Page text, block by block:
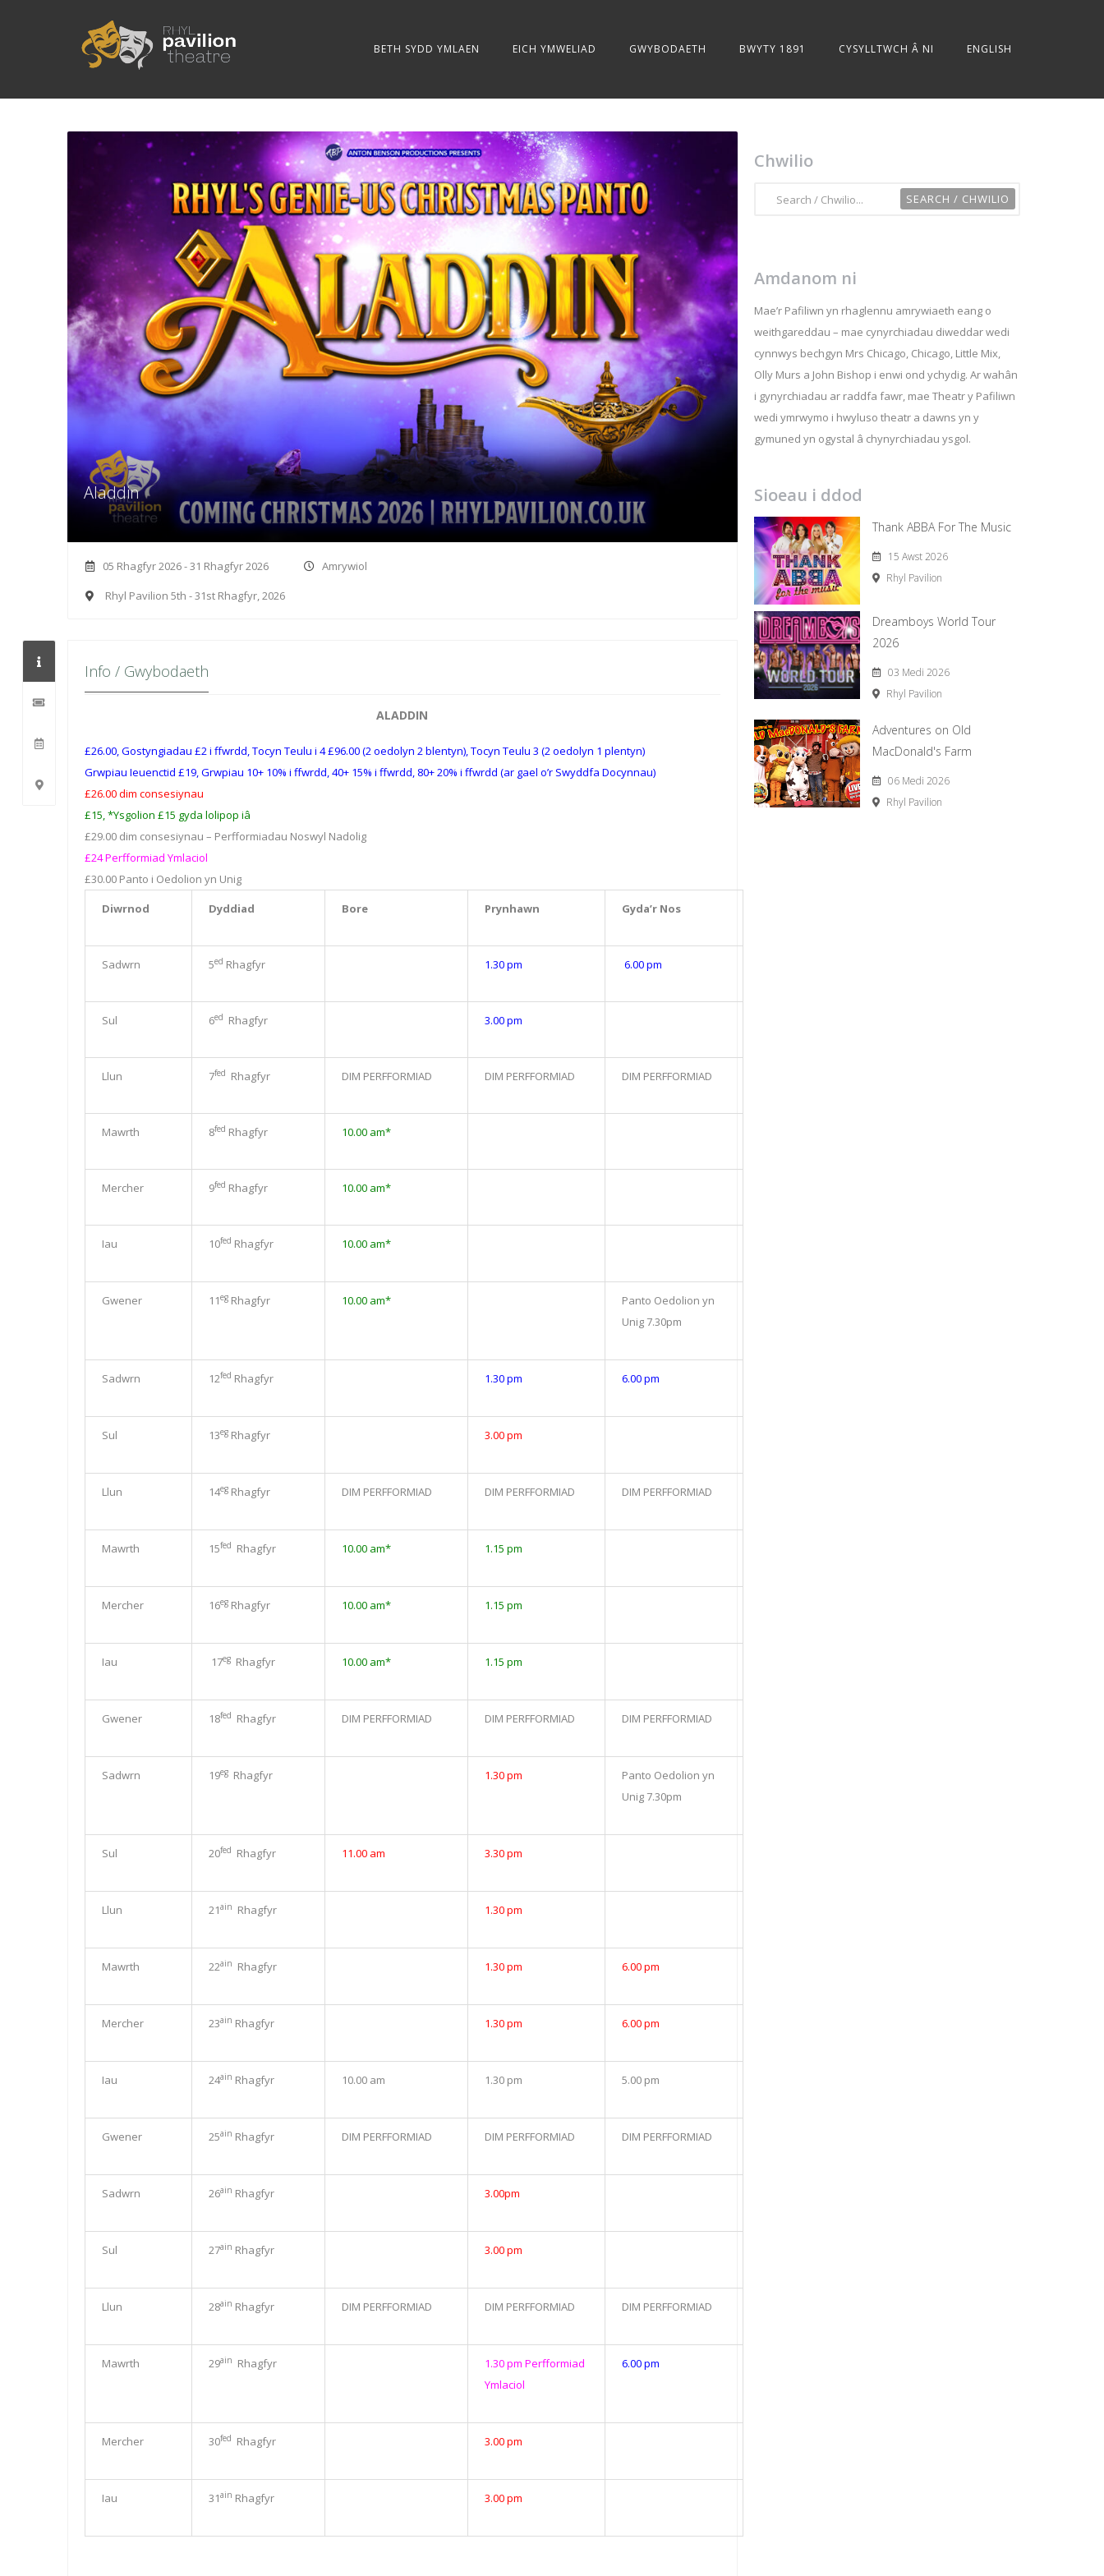
BETH SYDD YMLAEN EICH YMWELIAD GWYBODAETH BWYTY 1891 CYSYLLTWCH Â NI ENGLISH
Aladdin
05 Rhagfyr 2026 - 31 Rhagfyr 2026
Amrywiol
Rhyl Pavilion 5th - 31st Rhagfyr, 2026
Info / Gwybodaeth
ALADDIN
£26.00, Gostyngiadau £2 i ffwrdd, Tocyn Teulu i 4 £96.00 (2 oedolyn 2 blentyn), Tocyn Teulu 3 (2 oedolyn 1 plentyn)
Grwpiau Ieuenctid £19, Grwpiau 10+ 10% i ffwrdd, 40+ 15% i ffwrdd, 80+ 20% i ffwrdd (ar gael o’r Swyddfa Docynnau)
£26.00 dim consesiynau
£15, *Ysgolion £15 gyda lolipop iâ
£29.00 dim consesiynau – Perfformiadau Noswyl Nadolig
£24 Perfformiad Ymlaciol
£30.00 Panto i Oedolion yn Unig
Diwrnod
Dyddiad Bore Prynhawn Gyda’r Nos
Sadwrn 5ed Rhagfyr 1.30 pm 6.00 pm
Sul 6ed Rhagfyr 3.00 pm
Llun 7fed Rhagfyr DIM PERFFORMIAD DIM PERFFORMIAD DIM PERFFORMIAD
Mawrth 8fed Rhagfyr 10.00 am*
Mercher 9fed Rhagfyr 10.00 am*
Iau 10fed Rhagfyr 10.00 am*
Gwener 11eg Rhagfyr 10.00 am*
Panto Oedolion yn
Unig 7.30pm
Sadwrn 12fed Rhagfyr 1.30 pm 6.00 pm
Sul 13eg Rhagfyr 3.00 pm
Llun 14eg Rhagfyr DIM PERFFORMIAD DIM PERFFORMIAD DIM PERFFORMIAD
Mawrth 15fed Rhagfyr 10.00 am* 1.15 pm
Mercher 16eg Rhagfyr 10.00 am* 1.15 pm
Iau 17eg Rhagfyr 10.00 am* 1.15 pm
Gwener 18fed Rhagfyr DIM PERFFORMIAD DIM PERFFORMIAD DIM PERFFORMIAD
Sadwrn 19eg Rhagfyr 1.30 pm
Panto Oedolion yn
Unig 7.30pm
Sul 20fed Rhagfyr 11.00 am 3.30 pm
Llun 21ain Rhagfyr 1.30 pm
Mawrth 22ain Rhagfyr 1.30 pm 6.00 pm
Mercher 23ain Rhagfyr 1.30 pm 6.00 pm
Iau 24ain Rhagfyr 10.00 am 1.30 pm 5.00 pm
Gwener 25ain Rhagfyr DIM PERFFORMIAD DIM PERFFORMIAD DIM PERFFORMIAD
Sadwrn 26ain Rhagfyr 3.00pm
Sul 27ain Rhagfyr 3.00 pm
Llun 28ain Rhagfyr DIM PERFFORMIAD DIM PERFFORMIAD DIM PERFFORMIAD
Mawrth 29ain Rhagfyr
1.30 pm Perfformiad
Ymlaciol
6.00 pm
Mercher 30fed Rhagfyr 3.00 pm
Iau 31ain Rhagfyr 3.00 pm
Chwilio
Amdanom ni
Mae’r Pafiliwn yn rhaglennu amrywiaeth eang o
weithgareddau – mae cynyrchiadau diweddar wedi
cynnwys bechgyn Mrs Chicago, Chicago, Little Mix,
Olly Murs a John Bishop i enwi ond ychydig. Ar wahân
i gynyrchiadau ar raddfa fawr, mae Theatr y Pafiliwn
wedi ymrwymo i hwyluso theatr a dawns yn y
gymuned yn ogystal â chynyrchiadau ysgol.
Sioeau i ddod
Thank ABBA For The Music
15 Awst 2026
Rhyl Pavilion
Dreamboys World Tour
2026
03 Medi 2026
Rhyl Pavilion
Adventures on Old
MacDonald's Farm
06 Medi 2026
Rhyl Pavilion